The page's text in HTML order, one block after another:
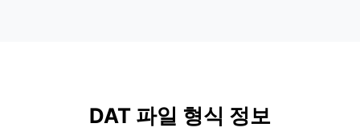
DAT 파일 형식 정보